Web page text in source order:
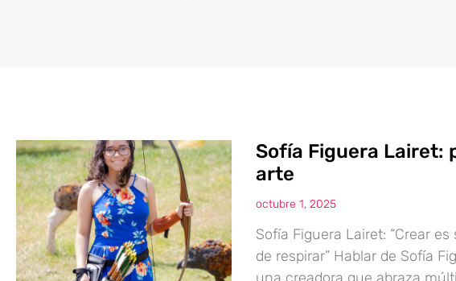
Sofía Figuera Lairet:
arte
octubre 1, 2025
Sofía Figuera Lairet: “Crear
de respirar” Hablar de Sofía